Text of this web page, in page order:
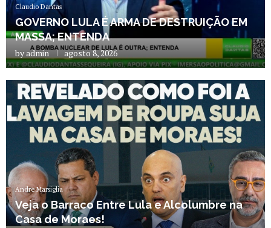
Claudio Dantas
GOVERNO LULA É ARMA DE DESTRUIÇÃO EM
MASSA; ENTENDA
byadmin agosto 8, 2026
Andre Marsiglia
Veja o Barraco Entre Lula e Alcolumbre na
Casa de Moraes!